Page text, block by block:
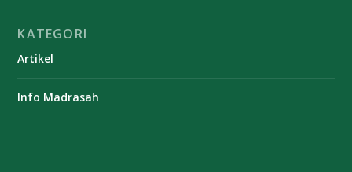
KATEGORI
Artikel
Info Madrasah